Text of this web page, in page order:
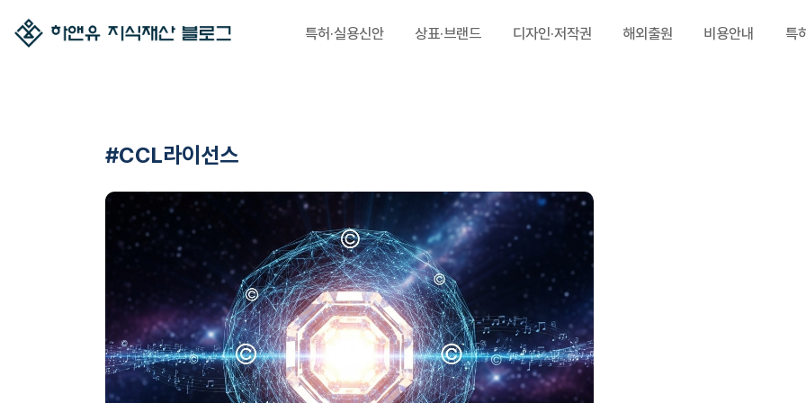
특허·실용신안 상표·브랜드 디자인·저작권 해외출원 비용안내 특
#CCL라이선스